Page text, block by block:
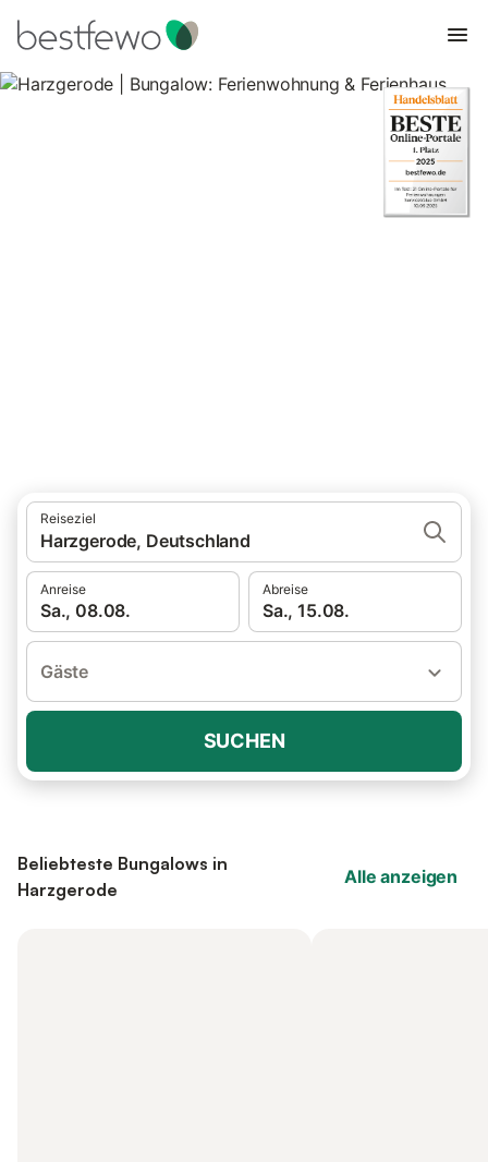
Reiseziel
Harzgerode, Deutschland
Anreise
Sa., 08.08.
Abreise
Sa., 15.08.
Gäste
SUCHEN
Beliebteste Bungalows in
Harzgerode
Alle anzeigen